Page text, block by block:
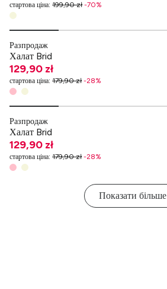
стартова ціна: 199,90 zł -70%
Разпродаж
Халат Brid
129,90 zł
стартова ціна: 179,90 zł -28%
Разпродаж
Халат Brid
129,90 zł
стартова ціна: 179,90 zł -28%
Показати більше